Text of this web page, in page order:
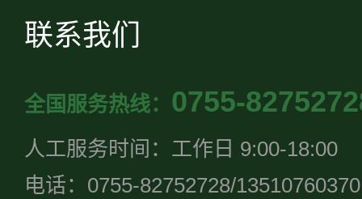
联系我们
全国服务热线： 0755-
人工服务时间：工作日 9:00-18:00
电话：0755-82752728/13510760370